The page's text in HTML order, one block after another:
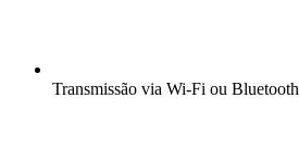
Transmissão via Wi-Fi ou Bluetooth